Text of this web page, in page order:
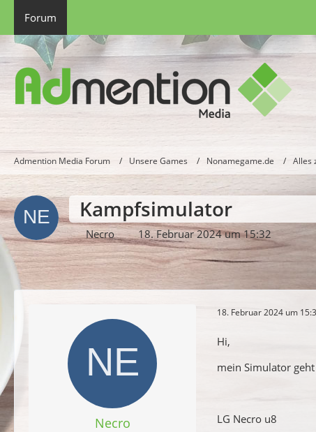
Forum
Admention Media Forum Unsere Games Nonamegame.de Alles
Kampfsimulator
Necro 18. Februar 2024 um 15:32
Necro
18. Februar 2024 um
Hi,
mein Simulator
LG Necro u8